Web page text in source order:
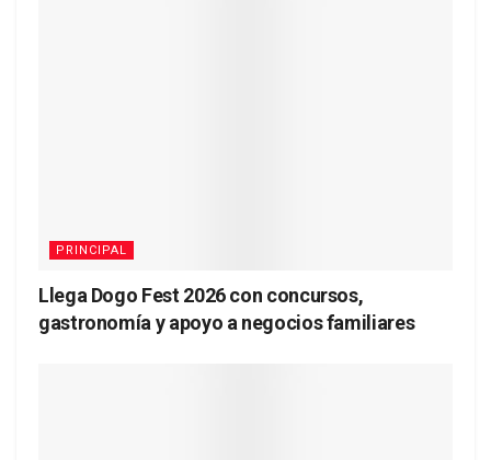
PRINCIPAL
Llega Dogo Fest 2026 con concursos,
gastronomía y apoyo a negocios familiares